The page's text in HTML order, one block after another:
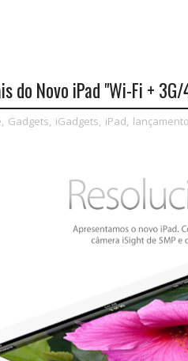
do Novo iPad "Wi-Fi +
, Gadgets, iGadgets, iPad,